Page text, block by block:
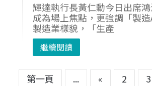
輝達執行長黃仁勳今日出席
成為場上焦點，更強調「製
製造業樣貌，「生產
繼續閱讀
第一頁 ... « 2 3